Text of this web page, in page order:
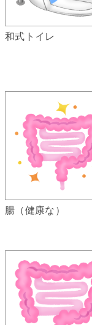
和式トイレ
腸（健康な）